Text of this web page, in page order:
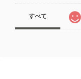
すべて